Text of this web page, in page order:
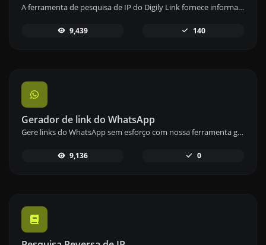
A ferramenta de pesquisa de IP do Digily Link fornece informações detalhadas sobre qualquer endereço IP. Use este serviço online gratuito para obter dados abrangentes de IP.
9,439 140
Gerador de link do WhatsApp
Gere links do WhatsApp sem esforço com nossa ferramenta geradora de links do WhatsApp para comunicação instantânea.
9,136 0